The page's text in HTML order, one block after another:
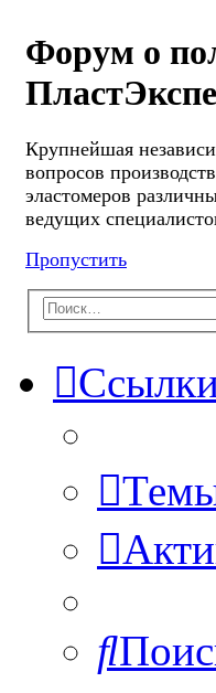
Форум о
Крупнейшая
вопросов
эластомеров
ведущих
Пропустить